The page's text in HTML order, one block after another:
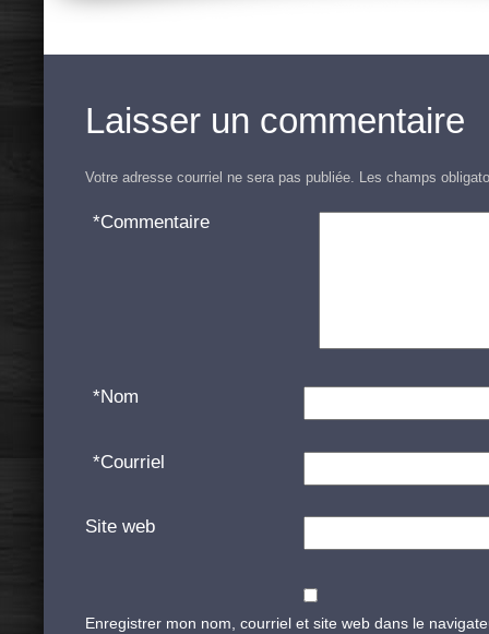
Laisser un commentaire
Votre adresse courriel ne sera pas publiée. Les champs
Commentaire
*
Nom
*
Courriel
*
Site web
Enregistrer mon nom, courriel et site web dans le